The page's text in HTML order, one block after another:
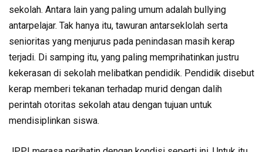
sekolah. Antara lain yang paling umum adalah bullying
antarpelajar. Tak hanya itu, tawuran antarseklolah serta
senioritas yang menjurus pada penindasan masih kerap
terjadi. Di samping itu, yang paling memprihatinkan justru
kekerasan di sekolah melibatkan pendidik. Pendidik disebut
kerap memberi tekanan terhadap murid dengan dalih
perintah otoritas sekolah atau dengan tujuan untuk
mendisiplinkan siswa.